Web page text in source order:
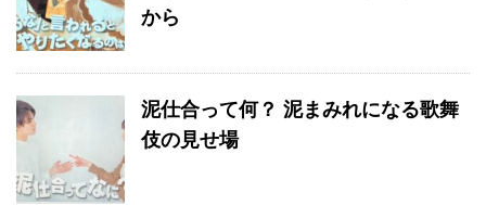
から
泥仕合って何？ 泥まみれになる歌舞
伎の見せ場